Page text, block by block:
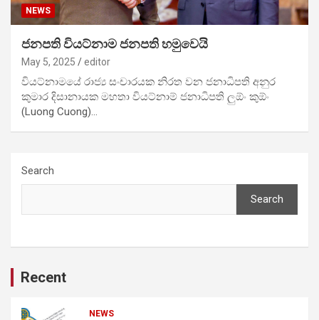
NEWS
ජනපති වියට්නාම ජනපති හමුවෙයි
May 5, 2025 editor
වියට්නාමයේ රාජ්‍ය සංචාරයක නිරත වන ජනාධිපති අනුර
කුමාර දිසානායක මහතා වියට්නාම් ජනාධිපති ලුඕං කුඕං
(Luong Cuong)…
Search
Search
Recent
NEWS